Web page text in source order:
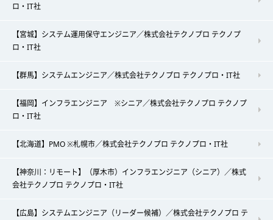
ロ・IT社
【宮城】システム運用保守エンジニア／株式会社テクノプロ テクノプ
ロ・IT社
【群馬】システムエンジニア／株式会社テクノプロ テクノプロ・IT社
【福岡】インフラエンジニア ※シニア／株式会社テクノプロ テクノプ
ロ・IT社
【北海道】PMO ※札幌市／株式会社テクノプロ テクノプロ・IT社
【神奈川：リモート】（厚木市）インフラエンジニア（シニア）／株式
会社テクノプロ テクノプロ・IT社
【広島】システムエンジニア（リーダー候補）／株式会社テクノプロ テ